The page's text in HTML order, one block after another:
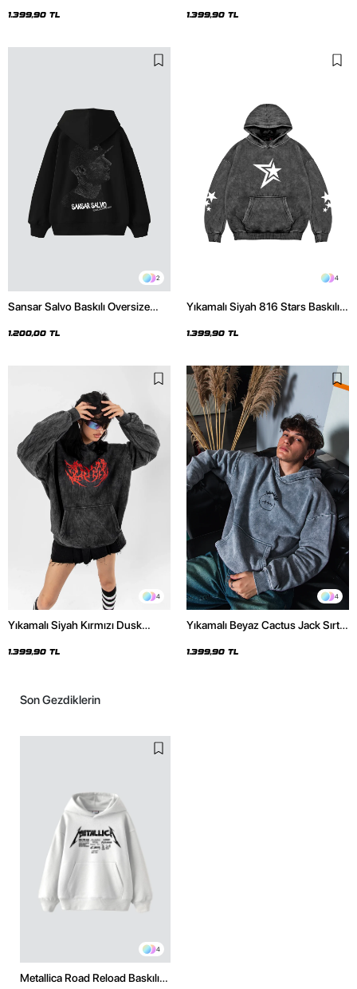
1.399,90 TL
Hoodie
1.399,90 TL
2
Sansar Salvo Baskılı Oversize
1.200,00 TL
4
Yıkamalı Siyah 816 Stars Baskılı
1.399,90 TL
4
Yıkamalı Siyah Kırmızı Dusk
1.399,90 TL
4
Yıkamalı Beyaz Cactus Jack Sırt
1.399,90 TL
Son Gezdiklerin
4
Metallica Road Reload Baskılı